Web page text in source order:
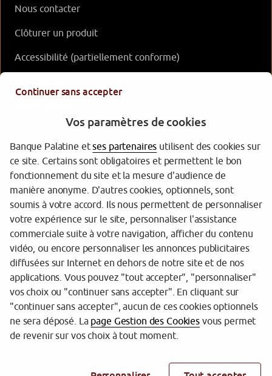
Nous contacter
Clôturer un produit
Accessibilité (partiellement conforme)
Garantie des dépôts
Protection des données personnelles
Gestion des cookies
Sécurité
Tarifs
Mentions légales
Continuer sans accepter
Vos paramètres de cookies
Banque Palatine etses partenaires utilisent des cookies sur
ce site. Certains sont obligatoires et permettent le bon
fonctionnement du site et la mesure d'audience de
manière anonyme. D'autres cookies, optionnels, sont
soumis à votre accord. Ils nous permettent de personnaliser
votre expérience sur le site, personnaliser l'assistance
commerciale suite à votre navigation, afficher du contenu
vidéo, ou encore personnaliser les annonces publicitaires
diffusées sur Internet en dehors de notre site et de nos
applications. Vous pouvez "tout accepter", "personnaliser"
vos choix ou "continuer sans accepter". En cliquant sur
"continuer sans accepter", aucun de ces cookies optionnels
ne sera déposé. La page Gestion des Cookiesvous permet
de revenir sur vos choix à tout moment.